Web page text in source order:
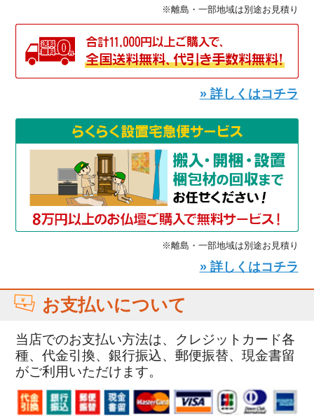
※離島・一部地域は別途お見積り
» 詳しくはコチラ
※離島・一部地域は別途お見積り
» 詳しくはコチラ
お支払いについて
当店でのお支払い方法は、クレジットカード各
種、代金引換、銀行振込、郵便振替、現金書留
がご利用いただけます。